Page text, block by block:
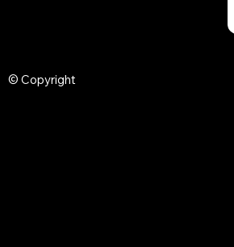
© Copyright